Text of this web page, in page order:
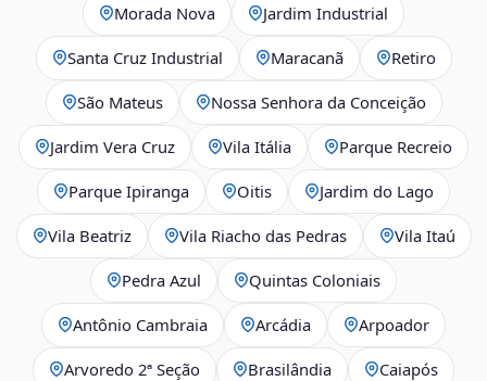
Morada Nova Jardim Industrial
Santa Cruz Industrial Maracanã Retiro
São Mateus Nossa Senhora da Conceição
Jardim Vera Cruz Vila Itália Parque Recreio
Parque Ipiranga Oitis Jardim do Lago
Vila Beatriz Vila Riacho das Pedras Vila Itaú
Pedra Azul Quintas Coloniais
Antônio Cambraia Arcádia Arpoador
Arvoredo 2ª Seção Brasilândia Caiapós